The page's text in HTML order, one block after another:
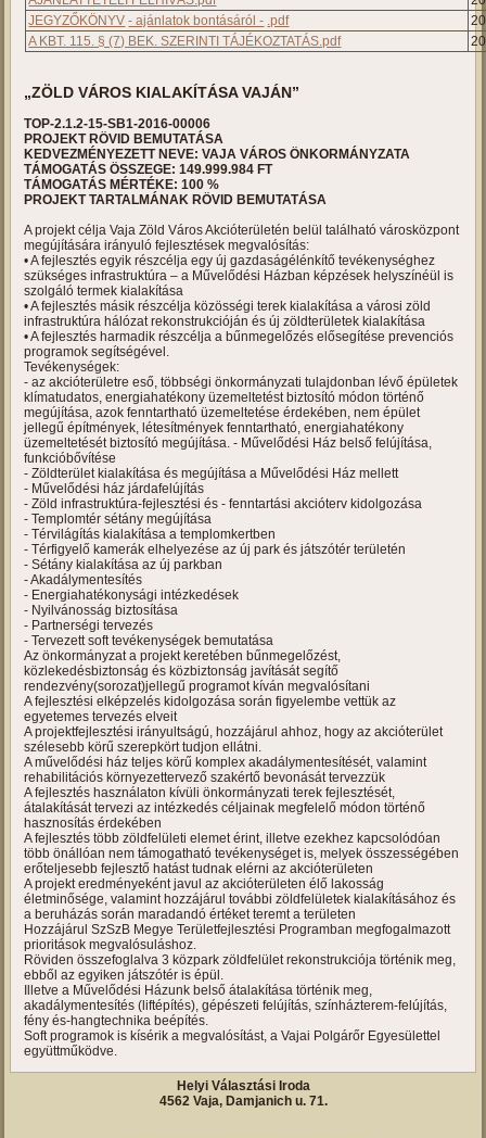
JEGYZŐKÖNYV - ajánlatok bontásáról - .pdf
A KBT. 115. § (7) BEK. SZERINTI TÁJÉKOZTATÁS.pdf
„ZÖLD VÁROS KIALAKÍTÁSA VAJÁN”
TOP-2.1.2-15-SB1-2016-00006
PROJEKT RÖVID BEMUTATÁSA
KEDVEZMÉNYEZETT NEVE: VAJA VÁROS ÖNKORMÁNYZATA
TÁMOGATÁS ÖSSZEGE: 149.999.984 FT
TÁMOGATÁS MÉRTÉKE: 100 %
PROJEKT TARTALMÁNAK RÖVID BEMUTATÁSA
A projekt célja Vaja Zöld Város Akcióterületén belül található városközpont
megújítására irányuló fejlesztések megvalósítás:
• A fejlesztés egyik részcélja egy új gazdaságélénkítő tevékenységhez
szükséges infrastruktúra – a Művelődési Házban képzések helyszínéül is
szolgáló termek kialakítása
• A fejlesztés másik részcélja közösségi terek kialakítása a városi zöld
infrastruktúra hálózat rekonstrukcióján és új zöldterületek kialakítása
• A fejlesztés harmadik részcélja a bűnmegelőzés elősegítése prevenciós
programok segítségével.
Tevékenységek:
- az akcióterületre eső, többségi önkormányzati tulajdonban lévő épületek
klímatudatos, energiahatékony üzemeltetést biztosító módon történő
megújítása, azok fenntartható üzemeltetése érdekében, nem épület
jellegű építmények, létesítmények fenntartható, energiahatékony
üzemeltetését biztosító megújítása. - Művelődési Ház belső felújítása,
funkcióbővítése
- Zöldterület kialakítása és megújítása a Művelődési Ház mellett
- Művelődési ház járdafelújítás
- Zöld infrastruktúra-fejlesztési és - fenntartási akcióterv kidolgozása
- Templomtér sétány megújítása
- Térvilágítás kialakítása a templomkertben
- Térfigyelő kamerák elhelyezése az új park és játszótér területén
- Sétány kialakítása az új parkban
- Akadálymentesítés
- Energiahatékonysági intézkedések
- Nyilvánosság biztosítása
- Partnerségi tervezés
- Tervezett soft tevékenységek bemutatása
Az önkormányzat a projekt keretében bűnmegelőzést,
közlekedésbiztonság és közbiztonság javítását segítő
rendezvény(sorozat)jellegű programot kíván megvalósítani
A fejlesztési elképzelés kidolgozása során figyelembe vettük az
egyetemes tervezés elveit
A projektfejlesztési irányultságú, hozzájárul ahhoz, hogy az akcióterület
szélesebb körű szerepkört tudjon ellátni.
A művelődési ház teljes körű komplex akadálymentesítését, valamint
rehabilitációs környezettervező szakértő bevonását tervezzük
A fejlesztés használaton kívüli önkormányzati terek fejlesztését,
átalakítását tervezi az intézkedés céljainak megfelelő módon történő
hasznosítás érdekében
A fejlesztés több zöldfelületi elemet érint, illetve ezekhez kapcsolódóan
több önállóan nem támogatható tevékenységet is, melyek összességében
erőteljesebb fejlesztő hatást tudnak elérni az akcióterületen
A projekt eredményeként javul az akcióterületen élő lakosság
életminősége, valamint hozzájárul további zöldfelületek kialakításához és
a beruházás során maradandó értéket teremt a területen
Hozzájárul SzSzB Megye Területfejlesztési Programban megfogalmazott
prioritások megvalósuláshoz.
Röviden összefoglalva 3 közpark zöldfelület rekonstrukciója történik meg,
ebből az egyiken játszótér is épül.
Illetve a Művelődési Házunk belső átalakítása történik meg,
akadálymentesítés (liftépítés), gépészeti felújítás, színházterem-felújítás,
fény és-hangtechnika beépítés.
Soft programok is kísérik a megvalósítást, a Vajai Polgárőr Egyesülettel
együttműködve.
Helyi Választási Iroda
4562 Vaja, Damjanich u. 71.